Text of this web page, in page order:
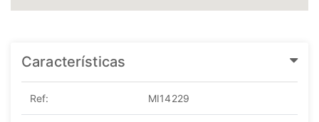
Características
Ref: MI14229